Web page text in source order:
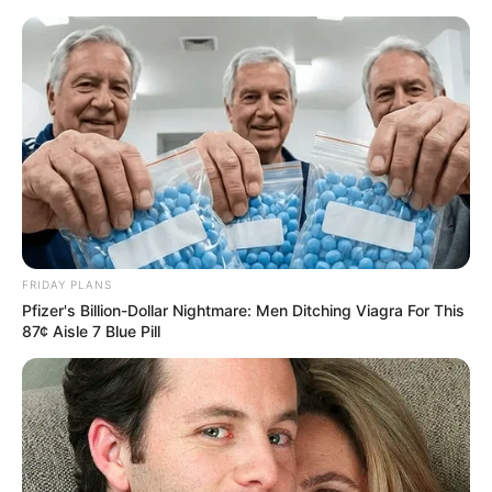
HOME
Home > Brasil > Dinheiro > Economia Notícia >
Piso
Nacional dos ACS/ACE subirá 7,44% em 2026 com reajuste
FRIDAY PLANS
Pfizer's Billion-Dollar Nightmare: Men Ditching Viagra For This
87¢ Aisle 7 Blue Pill